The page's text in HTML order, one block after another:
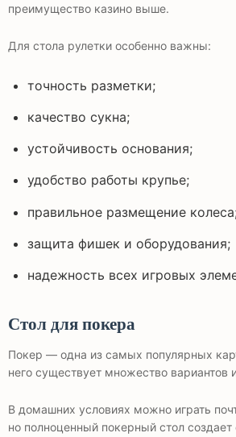
преимущество казино выше.
Для стола рулетки особенно важны:
точность разметки;
качество сукна;
устойчивость основания;
удобство работы крупье;
правильное размещение
защита фишек и оборудования;
надежность всех игровых
Стол для покера
Покер — одна из самых популярных
него существует множество вариантов
В домашних условиях можно играть
но полноценный покерный стол